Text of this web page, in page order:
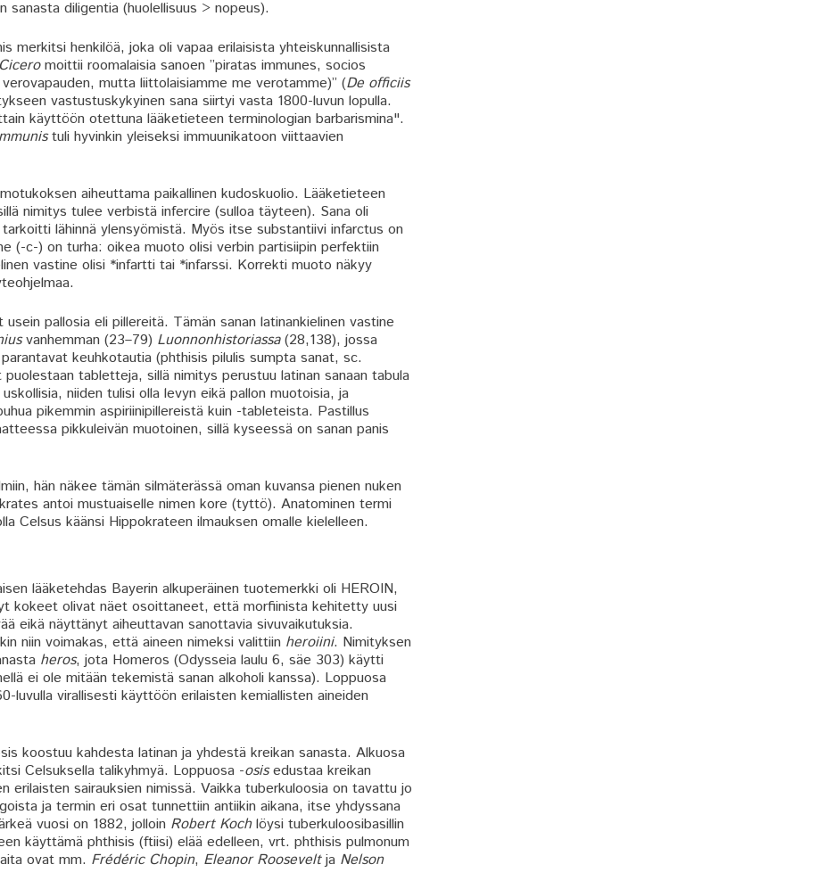
sanasta diligentia (huolellisuus > nopeus).
merkitsi henkilöä, joka oli vapaa erilaisista yhteiskunnallisista
Ciceromoittii roomalaisia sanoen ”piratas immunes, socios
mutta liittolaisiamme me verotamme)” (De officiis
vastustuskykyinen sana siirtyi vasta 1800-luvun lopulla.
käyttöön otettuna lääketieteen terminologian barbarismina".
tuli hyvinkin yleiseksi immuunikatoon viittaavien
aiheuttama paikallinen kudoskuolio. Lääketieteen
nimitys tulee verbistä infercire (sulloa täyteen). Sana oli
lähinnä ylensyömistä. Myös itse substantiivi infarctus on
(-c-) on turha: oikea muoto olisi verbin partisiipin perfektiin
vastine olisi *infartti tai *infarssi. Korrekti muoto näkyy
pallosia eli pillereitä. Tämän sanan latinankielinen vastine
vanhemman (23–79) Luonnonhistoriassa(28,138), jossa
keuhkotautia (phthisis pilulis sumpta sanat, sc.
tabletteja, sillä nimitys perustuu latinan sanaan tabula
niiden tulisi olla levyn eikä pallon muotoisia, ja
pikemmin aspiriinipillereistä kuin -tableteista. Pastillus
pikkuleivän muotoinen, sillä kyseessä on sanan panis
hän näkee tämän silmäterässä oman kuvansa pienen nuken
antoi mustuaiselle nimen kore (tyttö). Anatominen termi
Celsus käänsi Hippokrateen ilmauksen omalle kielelleen.
lääketehdas Bayerin alkuperäinen tuotemerkki oli HEROIN,
kokeet olivat näet osoittaneet, että morfiinista kehitetty uusi
eikä näyttänyt aiheuttavan sanottavia sivuvaikutuksia.
niin voimakas, että aineen nimeksi valittiin heroiini. Nimityksen
heros, jota Homeros (Odysseia laulu 6, säe 303) käytti
ei ole mitään tekemistä sanan alkoholi kanssa). Loppuosa
luvulla virallisesti käyttöön erilaisten kemiallisten aineiden
koostuu kahdesta latinan ja yhdestä kreikan sanasta. Alkuosa
Celsuksella talikyhmyä. Loppuosa -osisedustaa kreikan
sairauksien nimissä. Vaikka tuberkuloosia on tavattu jo
ja termin eri osat tunnettiin antiikin aikana, itse yhdyssana
vuosi on 1882, jolloin Robert Kochlöysi tuberkuloosibasillin
käyttämä phthisis (ftiisi) elää edelleen, vrt. phthisis pulmonum
ovat mm. Frédéric Chopin, Eleanor Rooseveltja Nelson